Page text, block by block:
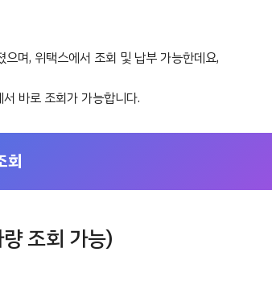
며, 위택스에서 조회 및 납부 가능한데요,
바로 조회가 가능합니다.
회
조회 가능)